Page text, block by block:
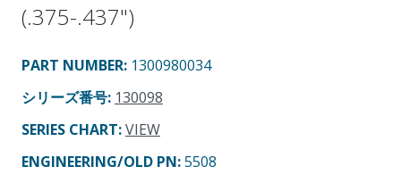
(.375-.437")
PART NUMBER: 1300980034
シリーズ番号: 130098
SERIES CHART:VIEW
ENGINEERING/OLD PN:5508